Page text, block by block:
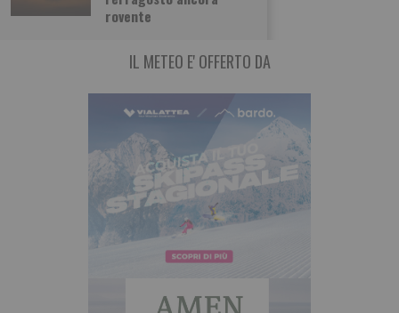
rovente
IL METEO E' OFFERTO DA